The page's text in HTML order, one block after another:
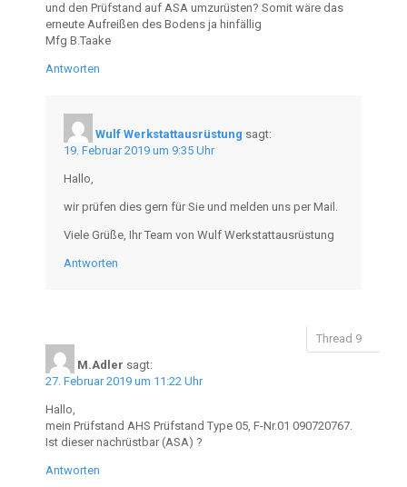
und den Prüfstand auf ASA umzurüsten? Somit wäre das
erneute Aufreißen des Bodens ja hinfällig
Mfg B.Taake
Antworten
Wulf Werkstattausrüstung sagt:
19. Februar 2019 um 9:35 Uhr
Hallo,
wir prüfen dies gern für Sie und melden uns per Mail.
Viele Grüße, Ihr Team von Wulf Werkstattausrüstung
Antworten
M.Adler sagt:
27. Februar 2019 um 11:22 Uhr
Hallo,
mein Prüfstand AHS Prüfstand Type 05, F-Nr.01 090720767.
Ist dieser nachrüstbar (ASA) ?
Antworten